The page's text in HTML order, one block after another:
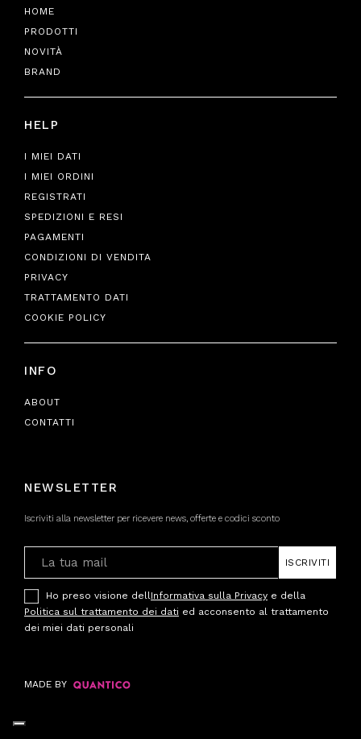
HOME
PRODOTTI
NOVITÀ
BRAND
HELP
I MIEI DATI
I MIEI ORDINI
REGISTRATI
SPEDIZIONI E RESI
PAGAMENTI
CONDIZIONI DI VENDITA
PRIVACY
TRATTAMENTO DATI
COOKIE POLICY
INFO
ABOUT
CONTATTI
NEWSLETTER
Iscriviti alla newsletter per ricevere news, offerte e codici sconto
ISCRIVITI
Ho preso visione dellInformativa sulla Privacy e della
Politica sul trattamento dei dati ed acconsento al trattamento
dei miei dati personali
MADE BY